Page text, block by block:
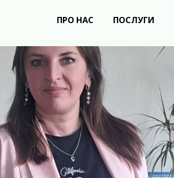
ПРО НАС ПОСЛУГИ